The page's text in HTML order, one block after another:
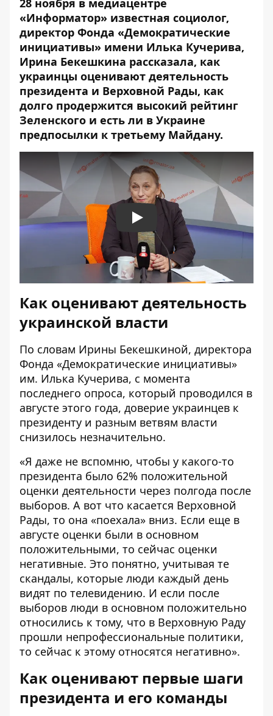
«Информатор» известная социолог,
директор Фонда «Демократические
инициативы» имени Илька Кучерива,
Ирина Бекешкина рассказала, как
украинцы оценивают деятельность
президента и Верховной Рады, как
долго продержится высокий рейтинг
Зеленского и есть ли в Украине
предпосылки к третьему Майдану.
Play
Как оценивают деятельность
украинской власти
По словам Ирины Бекешкиной, директора
Фонда «Демократические инициативы»
им. Илька Кучерива, с момента
последнего опроса, который проводился в
августе этого года, доверие украинцев к
президенту и разным ветвям власти
снизилось незначительно.
«Я даже не вспомню, чтобы у какого-то
президента было 62% положительной
оценки деятельности через полгода после
выборов. А вот что касается Верховной
Рады, то она «поехала» вниз. Если еще в
августе оценки были в основном
положительными, то сейчас оценки
негативные. Это понятно, учитывая те
скандалы, которые люди каждый день
видят по телевидению. И если после
выборов люди в основном положительно
относились к тому, что в Верховную Раду
прошли непрофессиональные политики,
то сейчас к этому относятся негативно».
Как оценивают первые шаги
президента и его команды